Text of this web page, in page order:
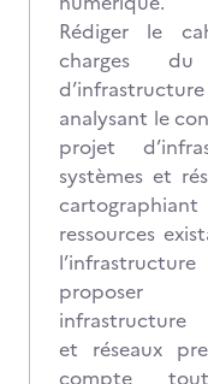
Rédiger le
charges
analysant le
projet
systèmes et
ressources
infrastructure
et réseaux
compte